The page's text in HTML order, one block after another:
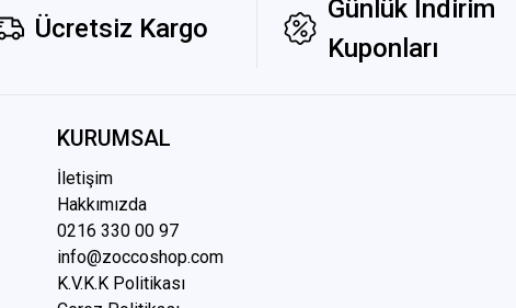
Ücretsiz Kargo
Günlük İndirim
Kuponları
KURUMSAL
İletişim
Hakkımızda
0216 330 00 97
info@zoccoshop.com
K.V.K.K Politikası